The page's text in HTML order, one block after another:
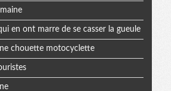
en ont marre de se casser la gueule
chouette motocyclette